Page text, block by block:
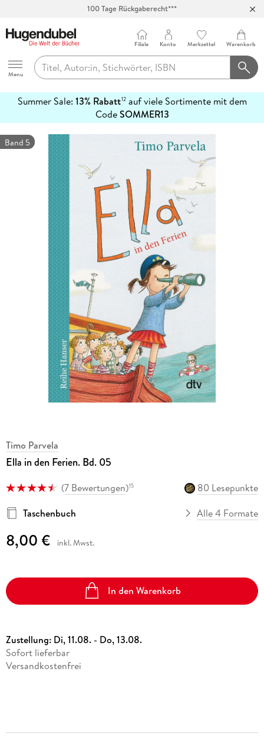
100 Tage Rückgaberecht***
Hugendubel
Menu
Filiale Konto Merkzettel Warenkorb
Summer Sale: 13% Rabatt12auf viele Sortimente mit dem
CodeSOMMER13
erfahren
Band 5
Timo Parvela
Ella in den Ferien. Bd. 05
(7 Bewertungen)15
80 Lesepunkte
Taschenbuch
Alle 4 Formate
8,00 € inkl. Mwst.
In den Warenkorb
Zustellung: Di, 11.08. - Do, 13.08.
Sofort lieferbar
Versandkostenfrei